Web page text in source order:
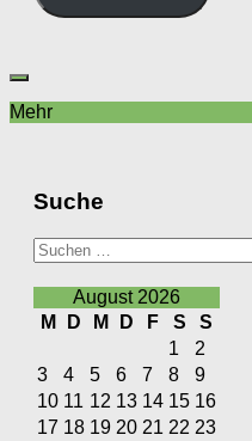
Mehr
Suche
Suchen
nach:
August 2026
M
D M D F S
S
1
2
3
4 5 6 7 8
9
10 11 12 13 14 15 16
17 18 19 20 21 22 23